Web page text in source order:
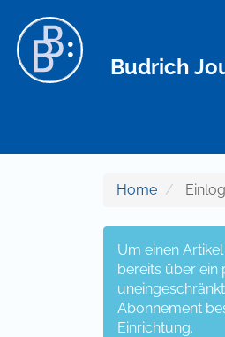
Hauptinhalt
Sidebar
Budrich
Home
Um einen
bereits über ein
Abonnement
Einrichtung.